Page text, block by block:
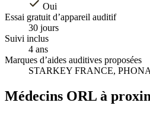
Oui
Essai gratuit d’appareil auditif
30 jours
Suivi inclus
4 ans
Marques d’aides auditives proposées
STARKEY FRANCE,
Médecins ORL à